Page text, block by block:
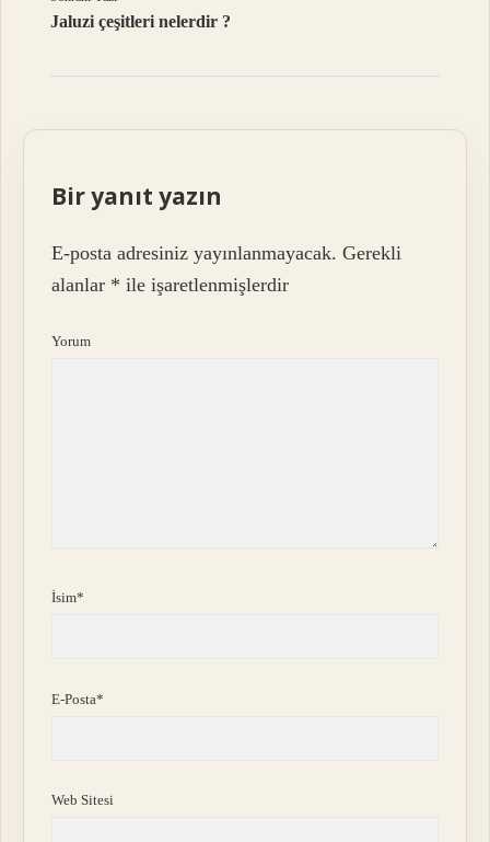
Jaluzi çeşitleri nelerdir ?
Bir yanıt yazın
E-posta adresiniz yayınlanmayacak. Gerekli
alanlar * ile işaretlenmişlerdir
Yorum
İsim*
E-Posta*
Web Sitesi